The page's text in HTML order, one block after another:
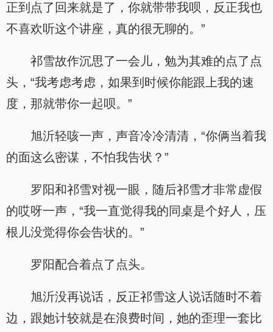
正到点了回来就是了，你就带带我呗，反正我也
不喜欢听这个讲座，真的很无聊的。”
祁雪故作沉思了一会儿，勉为其难的点了点
头，“我考虑考虑，如果到时候你能跟上我的速
度，那就带你一起呗。”
旭沂轻咳一声，声音冷冷清清，“你俩当着我
的面这么密谋，不怕我告状？”
罗阳和祁雪对视一眼，随后祁雪才非常虚假
的哎呀一声，“我一直觉得我的同桌是个好人，压
根儿没觉得你会告状的。”
罗阳配合着点了点头。
旭沂没再说话，反正祁雪这人说话随时不着
边，跟她计较就是在浪费时间，她的歪理一套比